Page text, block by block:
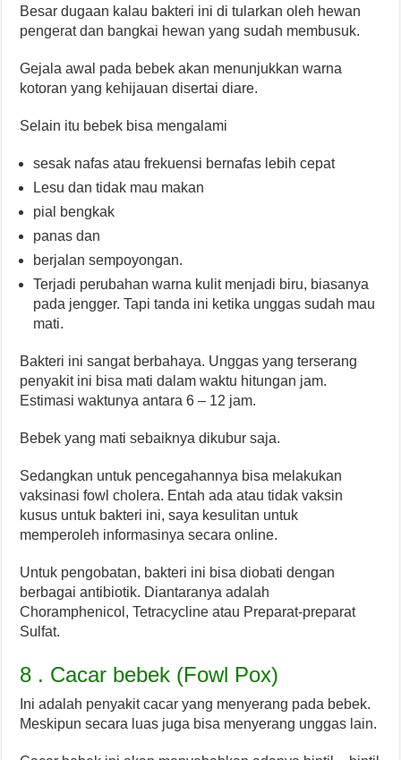
Besar dugaan kalau bakteri ini di tularkan oleh hewan
pengerat dan bangkai hewan yang sudah membusuk.
Gejala awal pada bebek akan menunjukkan warna
kotoran yang kehijauan disertai diare.
Selain itu bebek bisa mengalami
sesak nafas atau frekuensi bernafas lebih cepat
Lesu dan tidak mau makan
pial bengkak
panas dan
berjalan sempoyongan.
Terjadi perubahan warna kulit menjadi biru, biasanya
pada jengger. Tapi tanda ini ketika unggas sudah mau
mati.
Bakteri ini sangat berbahaya. Unggas yang terserang
penyakit ini bisa mati dalam waktu hitungan jam.
Estimasi waktunya antara 6 – 12 jam.
Bebek yang mati sebaiknya dikubur saja.
Sedangkan untuk pencegahannya bisa melakukan
vaksinasi fowl cholera. Entah ada atau tidak vaksin
kusus untuk bakteri ini, saya kesulitan untuk
memperoleh informasinya secara online.
Untuk pengobatan, bakteri ini bisa diobati dengan
berbagai antibiotik. Diantaranya adalah
Choramphenicol, Tetracycline atau Preparat-preparat
Sulfat.
8 . Cacar bebek (Fowl Pox)
Ini adalah penyakit cacar yang menyerang pada bebek.
Meskipun secara luas juga bisa menyerang unggas lain.